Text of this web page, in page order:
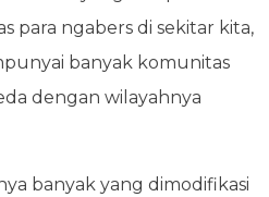
para ngabers di sekitar kita,
banyak komunitas
dengan wilayahnya
banyak yang dimodifikasi